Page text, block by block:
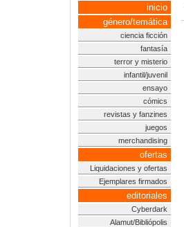
inicio
género/temática
ciencia ficción
fantasía
terror y misterio
infantil/juvenil
ensayo
cómics
revistas y fanzines
juegos
merchandising
ofertas
Liquidaciones y ofertas
Ejemplares firmados
editoriales
Cyberdark
Alamut/Bibliópolis